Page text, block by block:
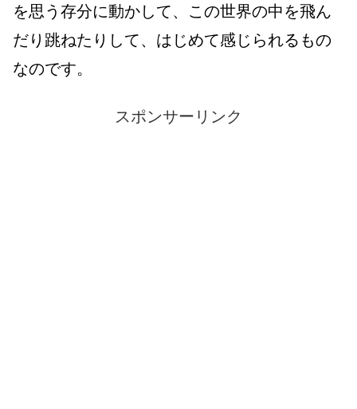
を思う存分に動かして、この世界の中を飛ん
だり跳ねたりして、はじめて感じられるもの
なのです。
スポンサーリンク